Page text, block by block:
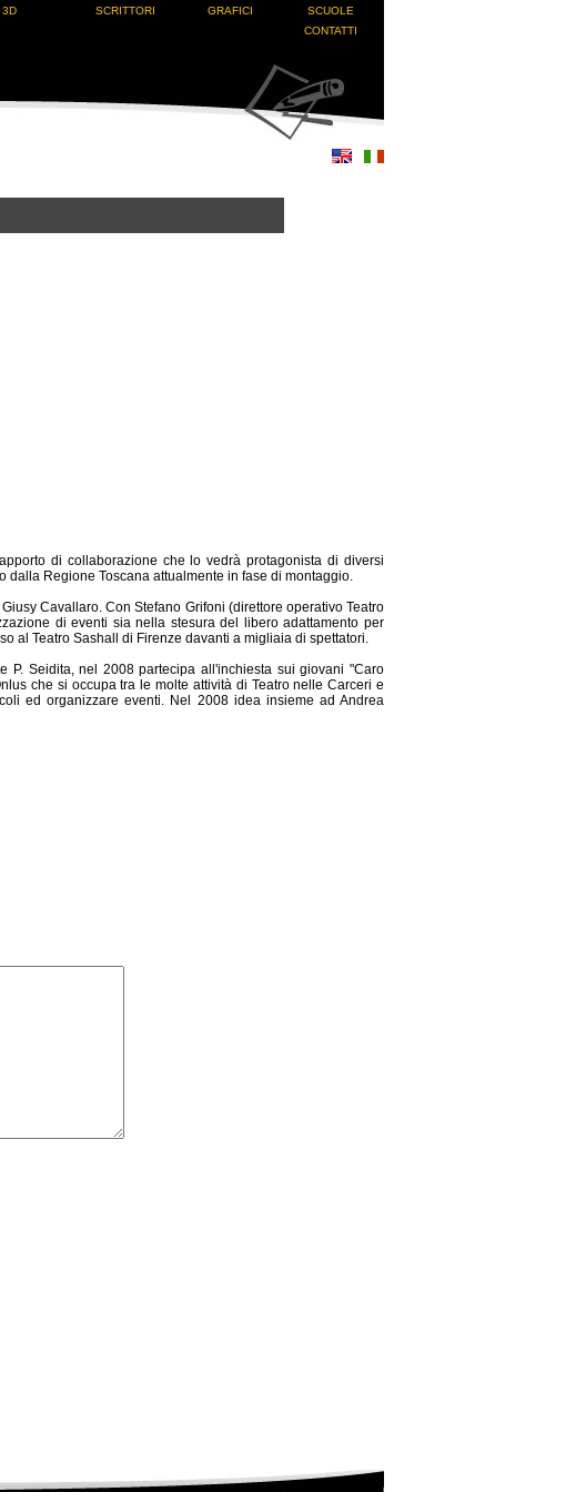
SCRITTORI GRAFICI
SCUOLE
CONTATTI
di collaborazione che lo vedrà protagonista di diversi
dalla Regione Toscana attualmente in fase di montaggio.
Cavallaro. Con Stefano Grifoni (direttore operativo Teatro
di eventi sia nella stesura del libero adattamento per
al Teatro Sashall di Firenze davanti a migliaia di spettatori.
P. Seidita, nel 2008 partecipa all'inchiesta sui giovani "Caro
che si occupa tra le molte attività di Teatro nelle Carceri e
ed organizzare eventi. Nel 2008 idea insieme ad Andrea